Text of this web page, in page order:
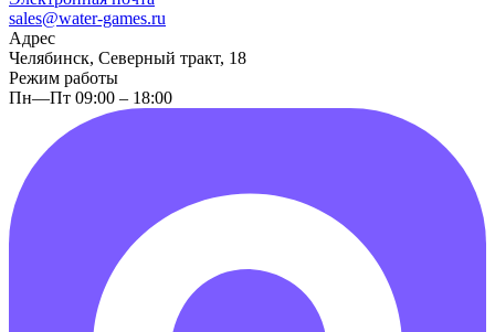
sales@water-games.ru
Адрес
Челябинск, Северный тракт, 18
Режим работы
Пн—Пт 09:00 – 18:00